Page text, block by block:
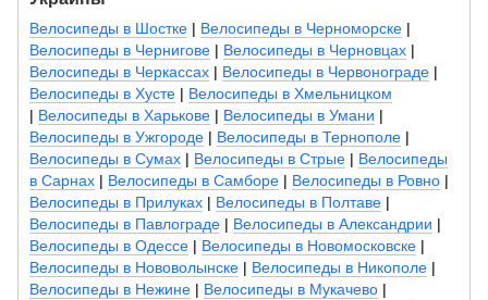
Велосипеды в Шостке | Велосипеды в Черноморске |
Велосипеды в Чернигове | Велосипеды в Черновцах |
Велосипеды в Черкассах | Велосипеды в Червонограде |
Велосипеды в Хусте | Велосипеды в Хмельницком
| Велосипеды в Харькове | Велосипеды в Умани |
Велосипеды в Ужгороде | Велосипеды в Тернополе |
Велосипеды в Сумах | Велосипеды в Стрые | Велосипеды
в Сарнах | Велосипеды в Самборе | Велосипеды в Ровно |
Велосипеды в Прилуках | Велосипеды в Полтаве |
Велосипеды в Павлограде | Велосипеды в Александрии |
Велосипеды в Одессе | Велосипеды в Новомосковске |
Велосипеды в Нововолынске | Велосипеды в Никополе |
Велосипеды в Нежине | Велосипеды в Мукачево |